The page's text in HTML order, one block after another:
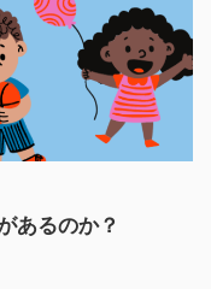
あるのか？